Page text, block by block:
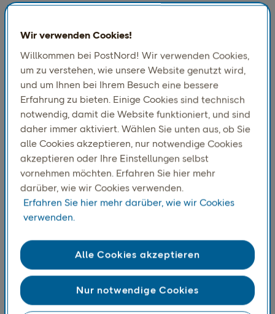
Schwerlasttransport
Versenden Sie Paletten bis zu 1.000 kg ganz
einfach europaweit und sorgen Sie dafür, dass Ihre
Massensendungen reibungslos ankommen.
Wir verwenden Cookies!
Willkommen bei PostNord! Wir verwenden Cookies,
um zu verstehen, wie unsere Website genutzt wird,
und um Ihnen bei Ihrem Besuch eine bessere
Erfahrung zu bieten. Einige Cookies sind technisch
notwendig, damit die Website funktioniert, und sind
daher immer aktiviert. Wählen Sie unten aus, ob Sie
alle Cookies akzeptieren, nur notwendige Cookies
akzeptieren oder Ihre Einstellungen selbst
vornehmen möchten. Erfahren Sie hier mehr
darüber, wie wir Cookies verwenden.
Erfahren Sie hier mehr darüber, wie wir Cookies
verwenden.
Nur notwendige Cookies
Alle Cookies akzeptieren